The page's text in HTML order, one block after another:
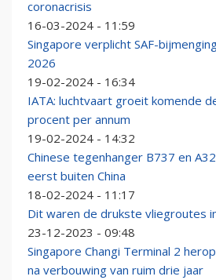
coronacrisis
16-03-2024 - 11:59
Singapore verplicht SAF-
2026
19-02-2024 - 16:34
IATA: luchtvaart groeit komende
procent per annum
19-02-2024 - 14:32
Chinese tegenhanger B737 en
eerst buiten China
18-02-2024 - 11:17
Dit waren de drukste vliegroutes
23-12-2023 - 09:48
Singapore Changi Terminal 2
na verbouwing van ruim drie jaar